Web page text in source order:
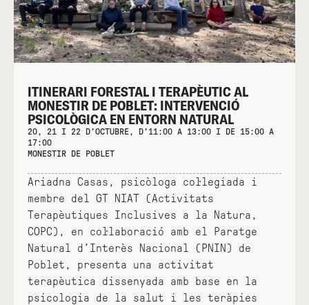
ITINERARI FORESTAL I TERAPÈUTIC AL
MONESTIR DE POBLET: INTERVENCIÓ
PSICOLÒGICA EN ENTORN NATURAL
20, 21 I 22 D'OCTUBRE, D'11:00 A 13:00 I DE 15:00 A
17:00
MONESTIR DE POBLET
Ariadna Casas, psicòloga col·legiada i
membre del GT NIAT (Activitats
Terapèutiques Inclusives a la Natura,
COPC), en col·laboració amb el Paratge
Natural d’Interès Nacional (PNIN) de
Poblet, presenta una activitat
terapèutica dissenyada amb base en la
psicologia de la salut i les teràpies